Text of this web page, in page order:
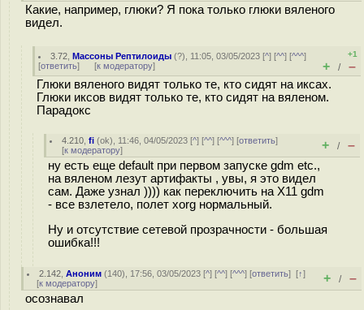
Какие, например, глюки? Я пока только глюки вяленого
видел.
3.72 ,Массоны Рептилоиды (?), 11:05, 03/05/2023 [^] [^^] [^^^]
[ответить] [к модератору]
+1
+ / –
Глюки вяленого видят только те, кто сидят на иксах.
Глюки иксов видят только те, кто сидят на вяленом.
Парадокс
4.210 ,fi (ok), 11:46, 04/05/2023 [^] [^^] [^^^] [ответить]
[к модератору] + / –
ну есть еще default при первом запуске gdm etc.,
на вяленом лезут артифакты , увы, я это видел
сам. Даже узнал )))) как переключить на X11 gdm
- все взлетело, полет xorg нормальный.
Ну и отсутствие сетевой прозрачности - большая
ошибка!!!
2.142 ,Аноним (140), 17:56, 03/05/2023 [^] [^^] [^^^] [ответить][↑]
[к модератору] + / –
осознавал